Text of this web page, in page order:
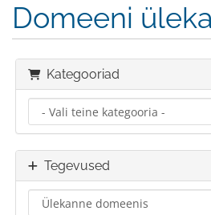
Domeeni
Kategooriad
Tegevused